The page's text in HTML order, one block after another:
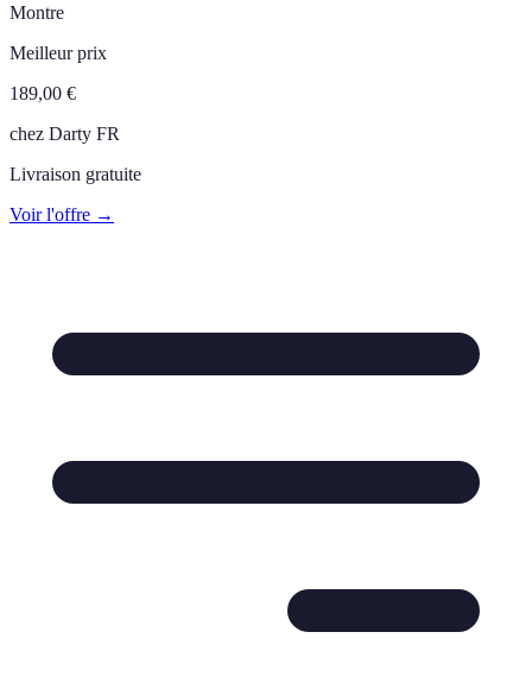
Montre
Meilleur prix
189,00 €
chez Darty FR
Livraison gratuite
Voir l'offre →